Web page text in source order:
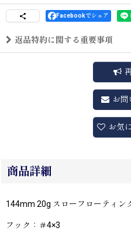
Facebookでシェア
返品特約に関する重要事項
お問
お気
商品詳細
144mm 20g スローフローティン
フック：＃4×3